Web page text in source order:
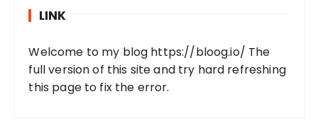
LINK
Welcome to my blog https://bloog.io/ The
full version of this site and try hard refreshing
this page to fix the error.